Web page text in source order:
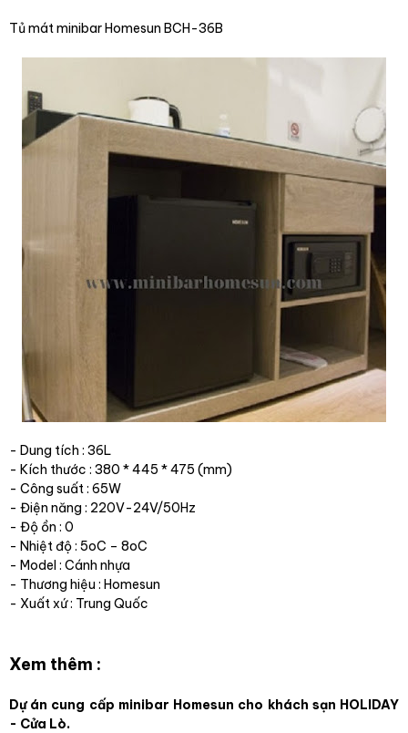
Tủ mát minibar Homesun BCH-36B
- Dung tích : 36L
- Kích thước : 380 * 445 * 475 (mm)
- Công suất : 65W
- Điện năng : 220V-24V/50Hz
- Độ ồn : 0
- Nhiệt độ : 5oC – 8oC
- Model : Cánh nhựa
- Thương hiệu : Homesun
- Xuất xứ : Trung Quốc
Xem thêm :
Dự án cung cấp minibar Homesun cho khách sạn HOLIDAY
- Cửa Lò.